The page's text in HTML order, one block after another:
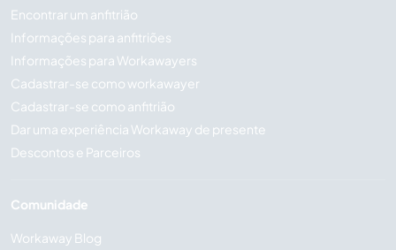
Encontrar um anfitrião
Informações para anfitriões
Informações para Workawayers
Cadastrar-se como workawayer
Cadastrar-se como anfitrião
Dar uma experiência Workaway de presente
Descontos e Parceiros
Comunidade
Workaway Blog